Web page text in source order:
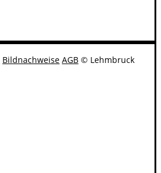
Bildnachweise AGB © Lehmbruck